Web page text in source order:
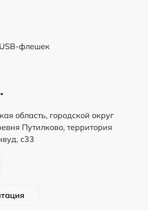
флешек
область, городской округ
Путилково, территория
с33